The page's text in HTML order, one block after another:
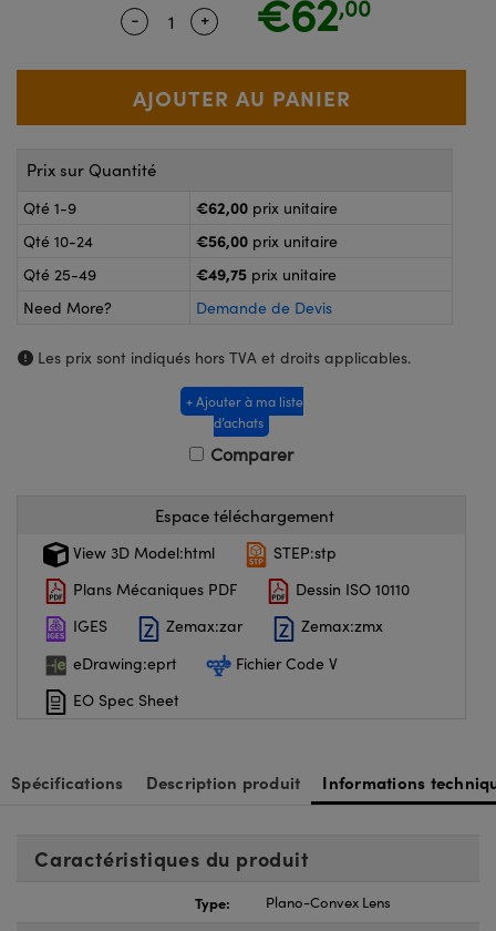
de Poche ou à Mesure Directe
: Microscopie
: Caméras
Optiques Lightpath
Gratings™
Quantity Selector
- Use the plus and minus buttons to
+ €62,00
Prix sur Quantité
Qté 1-9 €62,00 prix unitaire
Qté 10-24
€56,00 prix unitaire
Qté 25-49
€49,75 prix unitaire
Need More?
Demande de Devis
Les prix sont indiqués hors TVA et droits applicables.
+ Ajouter à ma liste
d’achats
Comparer
Espace téléchargement
View 3D Model:html
STEP:stp
Plans Mécaniques PDF
Dessin ISO 10110
IGES
Zemax:zar
Zemax:zmx
eDrawing:eprt
Fichier Code V
EO Spec Sheet
Spécifications Description produit Informations
Caractéristiques du produit
Type: Plano-Convex Lens